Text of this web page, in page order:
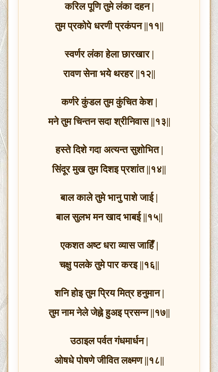
करिल पूणि तुमे लंका दहन |
तुम प्रकोपे धरणी प्रकंपन ||११||
स्वर्णर लंका हेला छारखार |
रावण सेना भये थरहर ||१२||
कर्णरे कुंडल तुम कुंचित केश |
मने तुम चिन्तन सदा श्रीनिवास ||१३||
हस्ते दिशे गदा अत्यन्त सुशोभित |
सिंदूर मुख तुम दिशइ प्रशांत ||१४||
बाल काले तुमे भानु पाशे जाई |
बाल सुलभ मन खाद भाबई ||१५||
एकशत अष्ट धरा व्यास जाहिँ |
चक्षु पलके तुमे पार करइ ||१६||
शनि होइ तुम प्रिय मित्र हनुमान |
तुम नाम नेले जेह्ने हुअइ प्रसन्न ||१७||
उठाइल पर्वत गंधमार्धन |
ओषधे पोषणे जीवित लक्ष्मण ||१८||